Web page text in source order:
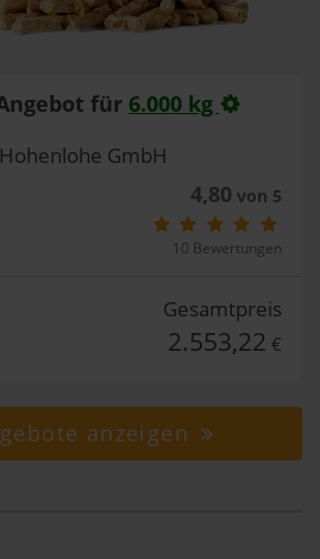
für 6.000 kg
GmbH
4,80 von 5
10 Bewertungen
Gesamtpreis
2.553,22 €
anzeigen